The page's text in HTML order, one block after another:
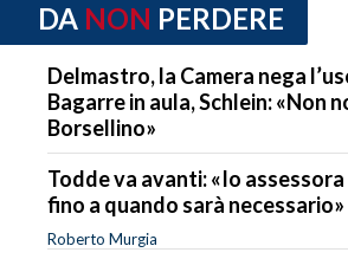
DA NON PERDERE
Delmastro, la Camera nega
Bagarre in aula, Schlein: «Non
Borsellino»
Todde va avanti: «Io
fino a quando sarà necessario»
Roberto Murgia